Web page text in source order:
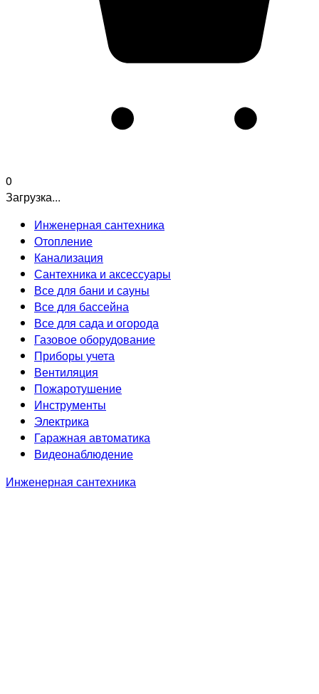
0
Загрузка...
Инженерная сантехника
Отопление
Канализация
Сантехника и аксессуары
Все для бани и сауны
Все для бассейна
Все для сада и огорода
Газовое оборудование
Приборы учета
Вентиляция
Пожаротушение
Инструменты
Электрика
Гаражная автоматика
Видеонаблюдение
Инженерная сантехника